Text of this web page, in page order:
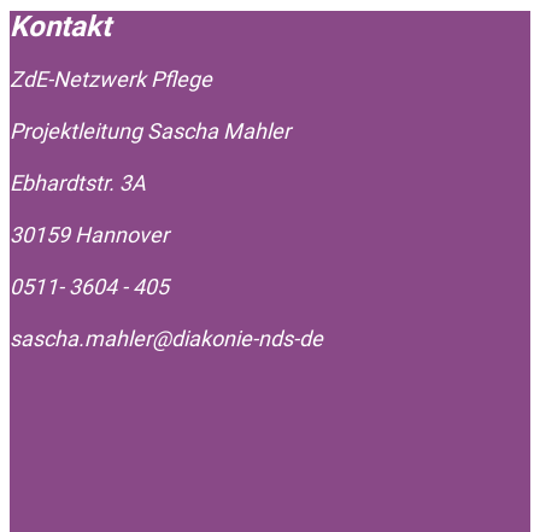
Kontakt
ZdE-Netzwerk Pflege
Projektleitung Sascha Mahler
Ebhardtstr. 3A
30159 Hannover
0511- 3604 - 405
sascha.mahler@diakonie-nds-de